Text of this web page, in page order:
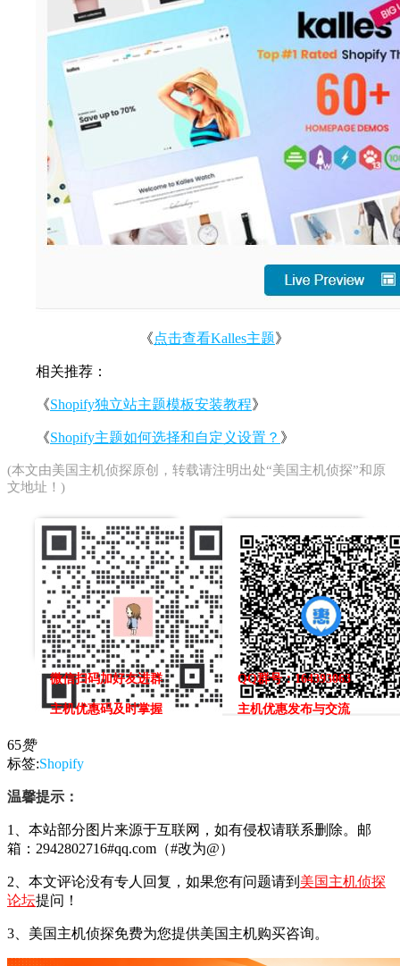
《点击查看Kalles主题》
相关推荐：
《Shopify独立站主题模板安装教程》
《Shopify主题如何选择和自定义设置？ 》
(本文由美国主机侦探原创，转载请注明出处“美国主机侦探”和原
文地址！)
微信扫码加好友进群
主机优惠码及时掌握
QQ群号：164393063
主机优惠发布与交流
65赞
标签:Shopify
温馨提示：
1、本站部分图片来源于互联网，如有侵权请联系删除。邮
箱：2942802716#qq.com（#改为@）
2、本文评论没有专人回复，如果您有问题请到 美国主机侦探
论坛提问！
3、美国主机侦探免费为您提供美国主机购买咨询。